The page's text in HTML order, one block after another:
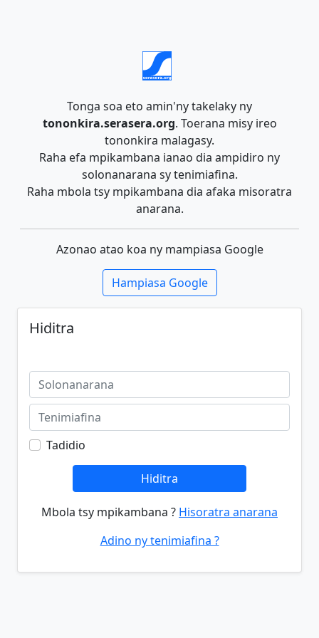
Tonga soa eto amin'ny takelaky ny
tononkira.serasera.org. Toerana misy ireo
tononkira malagasy.
Raha efa mpikambana ianao dia ampidiro ny
solonanarana sy tenimiafina.
Raha mbola tsy mpikambana dia afaka misoratra
anarana.
Azonao atao koa ny mampiasa Google
Hampiasa Google
Hiditra
Tadidio
Hiditra
Mbola tsy mpikambana ? Hisoratra anarana
Adino ny tenimiafina ?